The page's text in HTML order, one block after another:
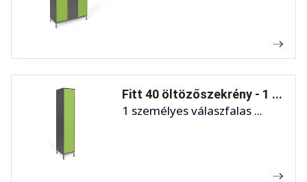
Fitt 40 öltözőszekrény - 1 ...
1 személyes válaszfalas ...